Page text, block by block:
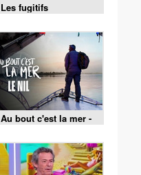
Les fugitifs
Au bout c'est la mer -
05/08/2026